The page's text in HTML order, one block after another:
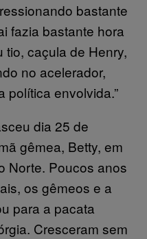
bastante
fazia bastante hora
tio, caçula de Henry,
no acelerador,
política envolvida.”
dia 25 de
gêmea, Betty, em
Norte. Poucos anos
os gêmeos e a
para a pacata
Cresceram sem